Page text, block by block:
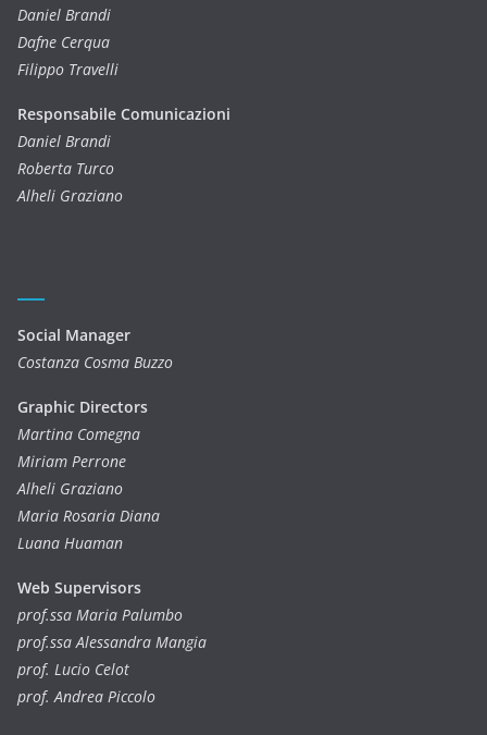
Daniel Brandi
Dafne Cerqua
Filippo Travelli
Responsabile Comunicazioni
Daniel Brandi
Roberta Turco
Alheli Graziano
Social Manager
Costanza Cosma Buzzo
Graphic Directors
Martina Comegna
Miriam Perrone
Alheli Graziano
Maria Rosaria Diana
Luana Huaman
Web Supervisors
prof.ssa Maria Palumbo
prof.ssa Alessandra Mangia
prof. Lucio Celot
prof. Andrea Piccolo